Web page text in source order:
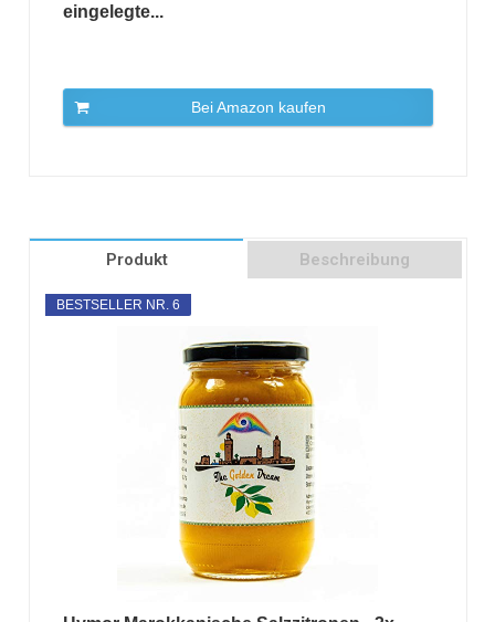
eingelegte...
Bei Amazon kaufen
Produkt Beschreibung
BESTSELLER NR. 6